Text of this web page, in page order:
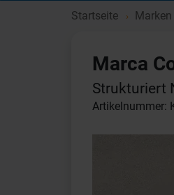
Kundenprojekte Blog
Startseite Marken
Marca
Strukturiert
Artikelnummer: